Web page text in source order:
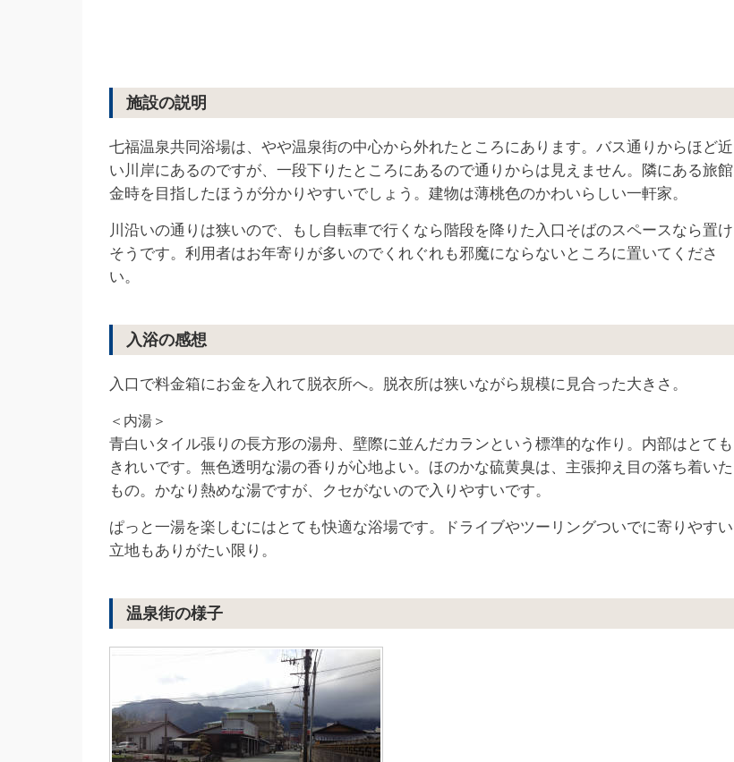
施設の説明
七福温泉共同浴場は、やや温泉街の中心から外れたところにあります。バス通りからほど近
い川岸にあるのですが、一段下りたところにあるので通りからは見えません。隣にある旅館
金時を目指したほうが分かりやすいでしょう。建物は薄桃色のかわいらしい一軒家。
川沿いの通りは狭いので、もし自転車で行くなら階段を降りた入口そばのスペースなら置け
そうです。利用者はお年寄りが多いのでくれぐれも邪魔にならないところに置いてくださ
い。
入浴の感想
入口で料金箱にお金を入れて脱衣所へ。脱衣所は狭いながら規模に見合った大きさ。
＜内湯＞
青白いタイル張りの長方形の湯舟、壁際に並んだカランという標準的な作り。内部はとても
きれいです。無色透明な湯の香りが心地よい。ほのかな硫黄臭は、主張抑え目の落ち着いた
もの。かなり熱めな湯ですが、クセがないので入りやすいです。
ぱっと一湯を楽しむにはとても快適な浴場です。ドライブやツーリングついでに寄りやすい
立地もありがたい限り。
温泉街の様子